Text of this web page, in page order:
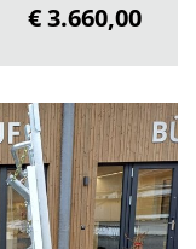
€ 3.660,00